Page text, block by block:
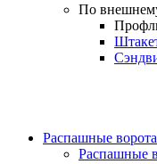
По
Распашные ворота
Распашные